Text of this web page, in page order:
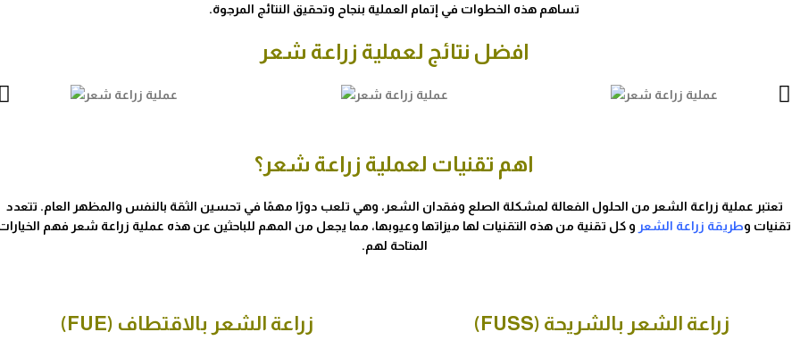
تساهم هذه الخطوات في إتمام العملية بنجاح وتحقيق النتائج المرجوة.
افضل نتائج لعملية زراعة شعر
اهم تقنيات لعملية زراعة شعر؟
تعتبر عملية زراعة الشعر من الحلول الفعالة لمشكلة الصلع وفقدان الشعر، وهي تلعب دورًا مهمًا في تحسين الثقة بالنفس والمظهر العام. تتعدد
تقنيات وطريقة زراعة الشعر و كل تقنية من هذه التقنيات لها ميزاتها وعيوبها، مما يجعل من المهم للباحثين عن هذه عملية زراعة شعر فهم
المتاحة لهم.
زراعة الشعر بالشريحة (FUSS) زراعة الشعر بالاقتطاف (FUE)